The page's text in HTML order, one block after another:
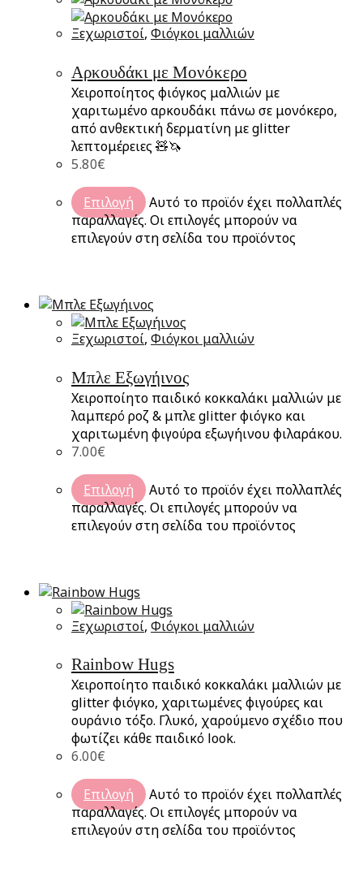
Ξεχωριστοί, Φιόγκοι μαλλιών
Αρκουδάκι με Μονόκερο
Χειροποίητος φιόγκος μαλλιών με
χαριτωμένο αρκουδάκι πάνω σε μονόκερο,
από ανθεκτική δερματίνη με glitter
λεπτομέρειες 🧸🦄
5.80€
Επιλογή
Αυτό το προϊόν έχει πολλαπλές
παραλλαγές. Οι επιλογές μπορούν να
επιλεγούν στη σελίδα του προϊόντος
Ξεχωριστοί, Φιόγκοι μαλλιών
Μπλε Εξωγήινος
Χειροποίητο παιδικό κοκκαλάκι μαλλιών με
λαμπερό ροζ & μπλε glitter φιόγκο και
χαριτωμένη φιγούρα εξωγήινου φιλαράκου.
7.00€
Επιλογή
Αυτό το προϊόν έχει πολλαπλές
παραλλαγές. Οι επιλογές μπορούν να
επιλεγούν στη σελίδα του προϊόντος
Ξεχωριστοί, Φιόγκοι μαλλιών
Rainbow Hugs
Χειροποίητο παιδικό κοκκαλάκι μαλλιών με
glitter φιόγκο, χαριτωμένες φιγούρες και
ουράνιο τόξο. Γλυκό, χαρούμενο σχέδιο που
φωτίζει κάθε παιδικό look.
6.00€
Επιλογή
Αυτό το προϊόν έχει πολλαπλές
παραλλαγές. Οι επιλογές μπορούν να
επιλεγούν στη σελίδα του προϊόντος